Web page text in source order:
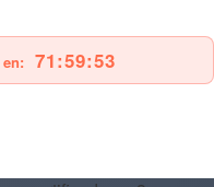
71:59:52